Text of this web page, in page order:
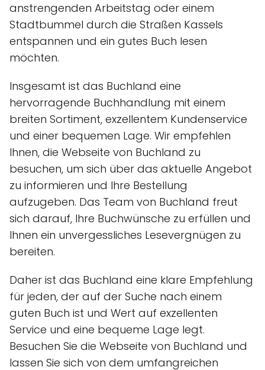
anstrengenden Arbeitstag oder einem
Stadtbummel durch die Straßen Kassels
entspannen und ein gutes Buch lesen
möchten.
Insgesamt ist das Buchland eine
hervorragende Buchhandlung mit einem
breiten Sortiment, exzellentem Kundenservice
und einer bequemen Lage. Wir empfehlen
Ihnen, die Webseite von Buchland zu
besuchen, um sich über das aktuelle Angebot
zu informieren und Ihre Bestellung
aufzugeben. Das Team von Buchland freut
sich darauf, Ihre Buchwünsche zu erfüllen und
Ihnen ein unvergessliches Lesevergnügen zu
bereiten.
Daher ist das Buchland eine klare Empfehlung
für jeden, der auf der Suche nach einem
guten Buch ist und Wert auf exzellenten
Service und eine bequeme Lage legt.
Besuchen Sie die Webseite von Buchland und
lassen Sie sich von dem umfangreichen